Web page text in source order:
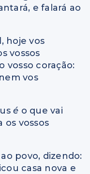
e falará ao
hoje vos
vossos
vosso coração:
vos
é o que vai
os vossos
povo, dizendo:
casa nova e